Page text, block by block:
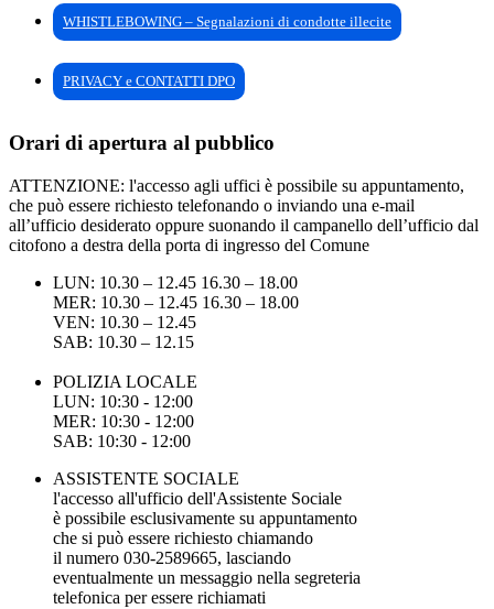
WHISTLEBOWING – Segnalazioni di condotte illecite
PRIVACY e CONTATTI DPO
Orari di apertura al pubblico
ATTENZIONE: l'accesso agli uffici è possibile su appuntamento,
che può essere richiesto telefonando o inviando una e-mail
all’ufficio desiderato oppure suonando il campanello dell’ufficio dal
citofono a destra della porta di ingresso del Comune
LUN: 10.30 – 12.45 16.30 – 18.00
MER: 10.30 – 12.45 16.30 – 18.00
VEN: 10.30 – 12.45
SAB: 10.30 – 12.15
POLIZIA LOCALE
LUN: 10:30 - 12:00
MER: 10:30 - 12:00
SAB: 10:30 - 12:00
ASSISTENTE SOCIALE
l'accesso all'ufficio dell'Assistente Sociale
è possibile esclusivamente su appuntamento
che si può essere richiesto chiamando
il numero 030-2589665, lasciando
eventualmente un messaggio nella segreteria
telefonica per essere richiamati